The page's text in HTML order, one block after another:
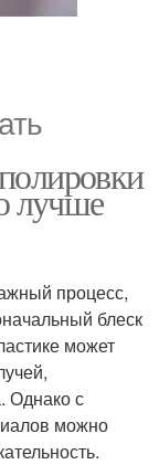
лучше
процесс,
блеск
может
Однако с
можно